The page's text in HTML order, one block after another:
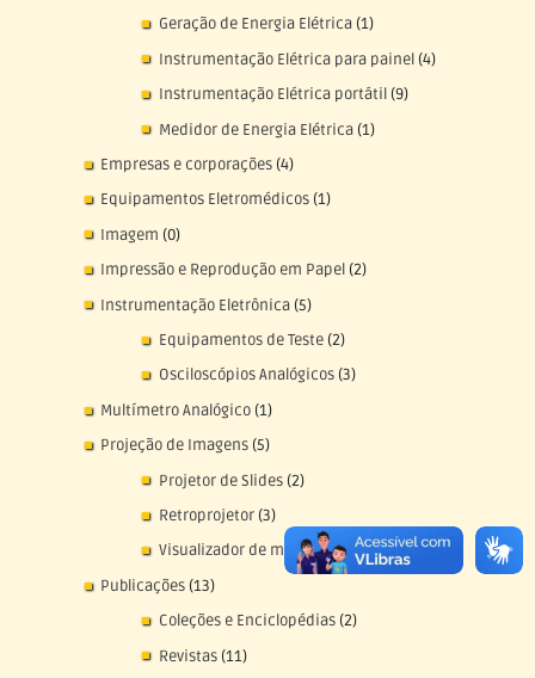
Geração de Energia Elétrica(1)
Instrumentação Elétrica para painel(4)
Instrumentação Elétrica portátil (9)
Medidor de Energia Elétrica(1)
Empresas e corporações (4)
Equipamentos Eletromédicos (1)
Imagem (0)
Impressão e Reprodução em Papel (2)
Instrumentação Eletrônica (5)
Equipamentos de Teste(2)
Osciloscópios Analógicos(3)
Multímetro Analógico (1)
Projeção de Imagens (5)
Projetor de Slides(2)
Retroprojetor(3)
Visualizador de microfilmes (1)
Publicações (13)
Coleções e Enciclopédias(2)
Revistas(11)